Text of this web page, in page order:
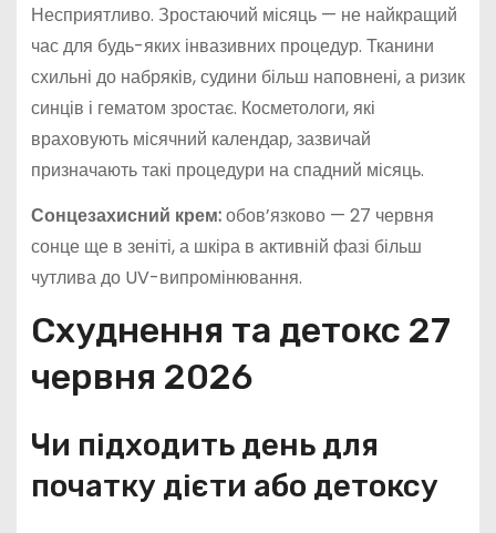
Несприятливо. Зростаючий місяць — не найкращий
час для будь-яких інвазивних процедур. Тканини
схильні до набряків, судини більш наповнені, а ризик
синців і гематом зростає. Косметологи, які
враховують місячний календар, зазвичай
призначають такі процедури на спадний місяць.
Сонцезахисний крем:обов’язково — 27 червня
сонце ще в зеніті, а шкіра в активній фазі більш
чутлива до UV-випромінювання.
Схуднення та детокс 27
червня 2026
Чи підходить день для
початку дієти або детоксу